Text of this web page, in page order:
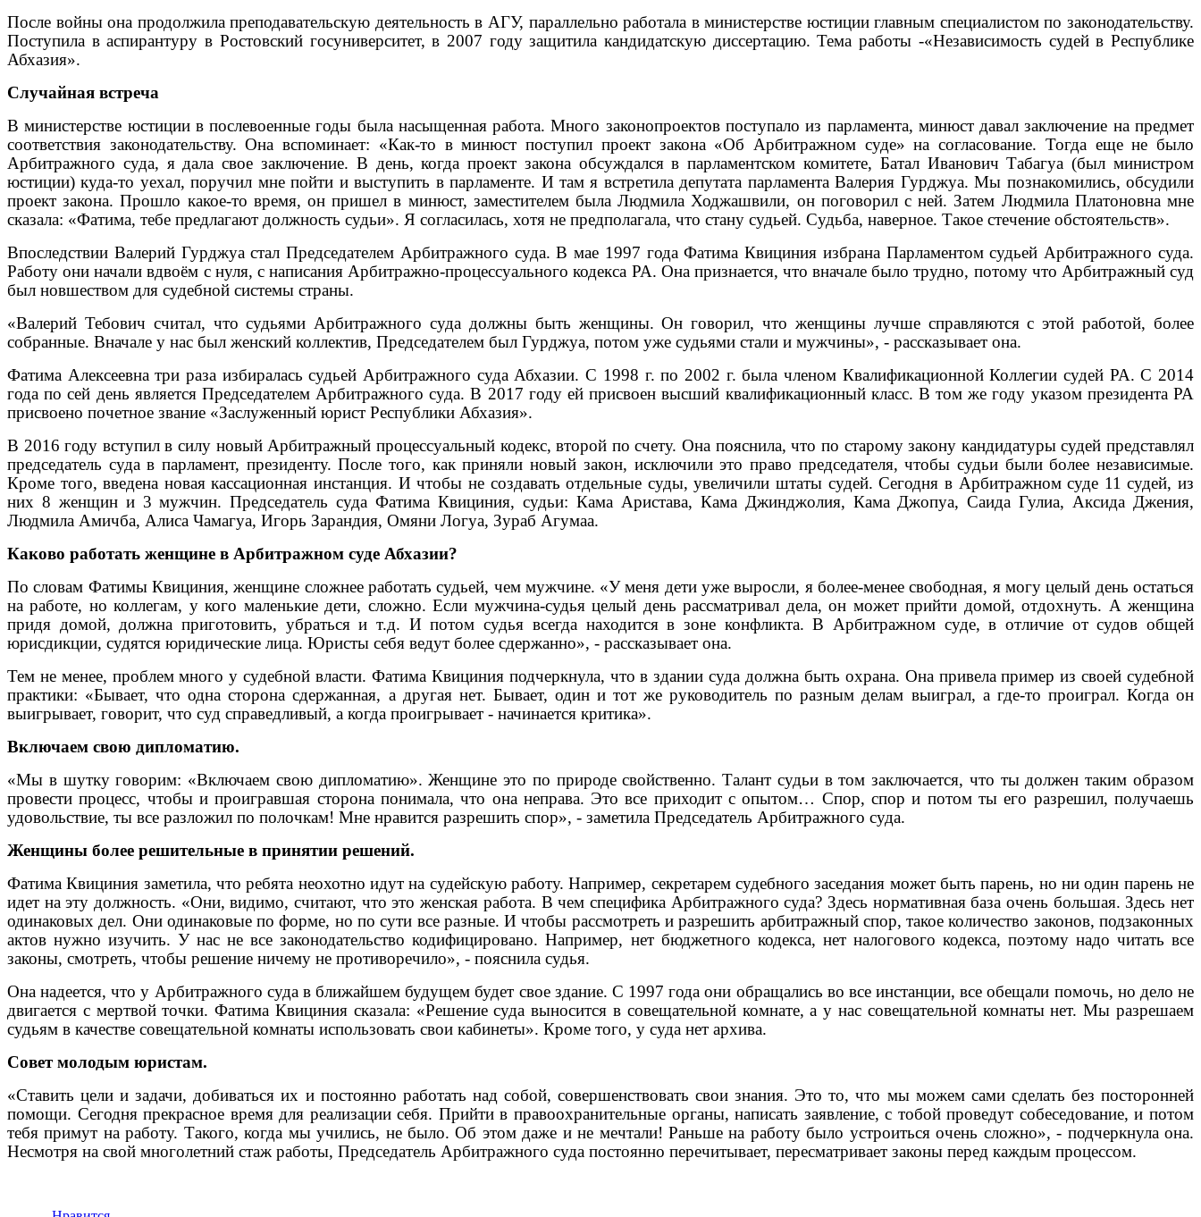
После войны она продолжила преподавательскую деятельность в АГУ, параллельно работала в министерстве юстиции главным специалистом по законодательству.
Поступила в аспирантуру в Ростовский госуниверситет, в 2007 году защитила кандидатскую диссертацию. Тема работы -«Независимость судей в Республике
Абхазия».
Случайная встреча
В министерстве юстиции в послевоенные годы была насыщенная работа. Много законопроектов поступало из парламента, минюст давал заключение на предмет
соответствия законодательству. Она вспоминает: «Как-то в минюст поступил проект закона «Об Арбитражном суде» на согласование. Тогда еще не было
Арбитражного суда, я дала свое заключение. В день, когда проект закона обсуждался в парламентском комитете, Батал Иванович Табагуа (был министром
юстиции) куда-то уехал, поручил мне пойти и выступить в парламенте. И там я встретила депутата парламента Валерия Гурджуа. Мы познакомились, обсудили
проект закона. Прошло какое-то время, он пришел в минюст, заместителем была Людмила Ходжашвили, он поговорил с ней. Затем Людмила Платоновна мне
сказала: «Фатима, тебе предлагают должность судьи». Я согласилась, хотя не предполагала, что стану судьей. Судьба, наверное. Такое стечение обстоятельств».
Впоследствии Валерий Гурджуа стал Председателем Арбитражного суда. В мае 1997 года Фатима Квициния избрана Парламентом судьей Арбитражного суда.
Работу они начали вдвоём с нуля, с написания Арбитражно-процессуального кодекса РА. Она признается, что вначале было трудно, потому что Арбитражный суд
был новшеством для судебной системы страны.
«Валерий Тебович считал, что судьями Арбитражного суда должны быть женщины. Он говорил, что женщины лучше справляются с этой работой, более
собранные. Вначале у нас был женский коллектив, Председателем был Гурджуа, потом уже судьями стали и мужчины», - рассказывает она.
Фатима Алексеевна три раза избиралась судьей Арбитражного суда Абхазии. С 1998 г. по 2002 г. была членом Квалификационной Коллегии судей РА. С 2014
года по сей день является Председателем Арбитражного суда. В 2017 году ей присвоен высший квалификационный класс. В том же году указом президента РА
присвоено почетное звание «Заслуженный юрист Республики Абхазия».
В 2016 году вступил в силу новый Арбитражный процессуальный кодекс, второй по счету. Она пояснила, что по старому закону кандидатуры судей представлял
председатель суда в парламент, президенту. После того, как приняли новый закон, исключили это право председателя, чтобы судьи были более независимые.
Кроме того, введена новая кассационная инстанция. И чтобы не создавать отдельные суды, увеличили штаты судей. Сегодня в Арбитражном суде 11 судей, из
них 8 женщин и 3 мужчин. Председатель суда Фатима Квициния, судьи: Кама Аристава, Кама Джинджолия, Кама Джопуа, Саида Гулиа, Аксида Джения,
Людмила Амичба, Алиса Чамагуа, Игорь Зарандия, Омяни Логуа, Зураб Агумаа.
Каково работать женщине в Арбитражном суде Абхазии?
По словам Фатимы Квициния, женщине сложнее работать судьей, чем мужчине. «У меня дети уже выросли, я более-менее свободная, я могу целый день остаться
на работе, но коллегам, у кого маленькие дети, сложно. Если мужчина-судья целый день рассматривал дела, он может прийти домой, отдохнуть. А женщина
придя домой, должна приготовить, убраться и т.д. И потом судья всегда находится в зоне конфликта. В Арбитражном суде, в отличие от судов общей
юрисдикции, судятся юридические лица. Юристы себя ведут более сдержанно», - рассказывает она.
Тем не менее, проблем много у судебной власти. Фатима Квициния подчеркнула, что в здании суда должна быть охрана. Она привела пример из своей судебной
практики: «Бывает, что одна сторона сдержанная, а другая нет. Бывает, один и тот же руководитель по разным делам выиграл, а где-то проиграл. Когда он
выигрывает, говорит, что суд справедливый, а когда проигрывает - начинается критика».
Включаем свою дипломатию.
«Мы в шутку говорим: «Включаем свою дипломатию». Женщине это по природе свойственно. Талант судьи в том заключается, что ты должен таким образом
провести процесс, чтобы и проигравшая сторона понимала, что она неправа. Это все приходит с опытом… Спор, спор и потом ты его разрешил, получаешь
удовольствие, ты все разложил по полочкам! Мне нравится разрешить спор», - заметила Председатель Арбитражного суда.
Женщины более решительные в принятии решений.
Фатима Квициния заметила, что ребята неохотно идут на судейскую работу. Например, секретарем судебного заседания может быть парень, но ни один парень не
идет на эту должность. «Они, видимо, считают, что это женская работа. В чем специфика Арбитражного суда? Здесь нормативная база очень большая. Здесь нет
одинаковых дел. Они одинаковые по форме, но по сути все разные. И чтобы рассмотреть и разрешить арбитражный спор, такое количество законов, подзаконных
актов нужно изучить. У нас не все законодательство кодифицировано. Например, нет бюджетного кодекса, нет налогового кодекса, поэтому надо читать все
законы, смотреть, чтобы решение ничему не противоречило», - пояснила судья.
Она надеется, что у Арбитражного суда в ближайшем будущем будет свое здание. С 1997 года они обращались во все инстанции, все обещали помочь, но дело не
двигается с мертвой точки. Фатима Квициния сказала: «Решение суда выносится в совещательной комнате, а у нас совещательной комнаты нет. Мы разрешаем
судьям в качестве совещательной комнаты использовать свои кабинеты». Кроме того, у суда нет архива.
Совет молодым юристам.
«Ставить цели и задачи, добиваться их и постоянно работать над собой, совершенствовать свои знания. Это то, что мы можем сами сделать без посторонней
помощи. Сегодня прекрасное время для реализации себя. Прийти в правоохранительные органы, написать заявление, с тобой проведут собеседование, и потом
тебя примут на работу. Такого, когда мы учились, не было. Об этом даже и не мечтали! Раньше на работу было устроиться очень сложно», - подчеркнула она.
Несмотря на свой многолетний стаж работы, Председатель Арбитражного суда постоянно перечитывает, пересматривает законы перед каждым процессом.